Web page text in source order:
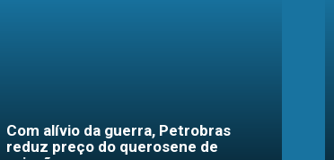
Com alívio da guerra, Petrobras
reduz preço do querosene de